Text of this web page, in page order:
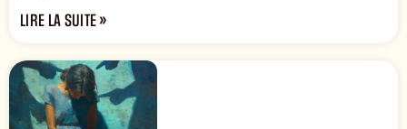
LIRE LA SUITE »